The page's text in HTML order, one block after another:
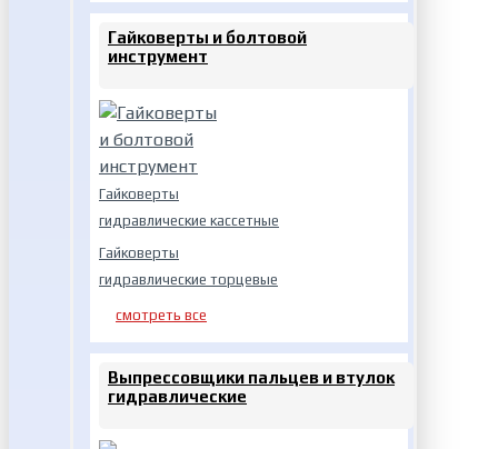
Гайковерты и болтовой
инструмент
Гайковерты
гидравлические кассетные
Гайковерты
гидравлические торцевые
смотреть все
Выпрессовщики пальцев и втулок
гидравлические